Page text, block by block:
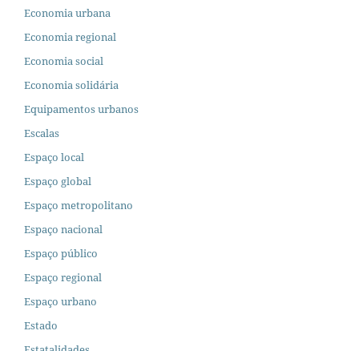
Economia urbana
Economia regional
Economia social
Economia solidária
Equipamentos urbanos
Escalas
Espaço local
Espaço global
Espaço metropolitano
Espaço nacional
Espaço público
Espaço regional
Espaço urbano
Estado